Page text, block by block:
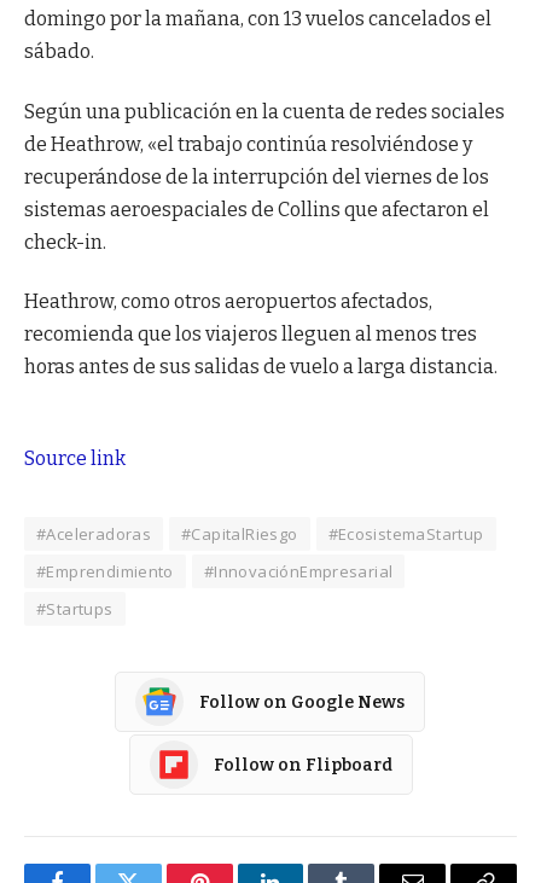
domingo por la mañana, con 13 vuelos cancelados el
sábado.
Según una publicación en la cuenta de redes sociales
de Heathrow, «el trabajo continúa resolviéndose y
recuperándose de la interrupción del viernes de los
sistemas aeroespaciales de Collins que afectaron el
check-in.
Heathrow, como otros aeropuertos afectados,
recomienda que los viajeros lleguen al menos tres
horas antes de sus salidas de vuelo a larga distancia.
Source link
#Aceleradoras #CapitalRiesgo
#EcosistemaStartup
#Emprendimiento
#InnovaciónEmpresarial
#Startups
Follow on Google News
Follow on Flipboard